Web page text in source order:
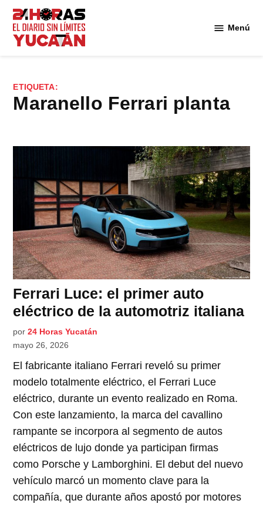
Saltar
contenido
Menú
ETIQUETA:
Maranello Ferrari planta
Ferrari Luce: el primer auto
eléctrico de la automotriz italiana
por 24 Horas Yucatán
mayo 26, 2026
El fabricante italiano Ferrari reveló su primer
modelo totalmente eléctrico, el Ferrari Luce
eléctrico, durante un evento realizado en Roma.
Con este lanzamiento, la marca del cavallino
rampante se incorpora al segmento de autos
eléctricos de lujo donde ya participan firmas
como Porsche y Lamborghini. El debut del nuevo
vehículo marcó un momento clave para la
compañía, que durante años apostó por motores